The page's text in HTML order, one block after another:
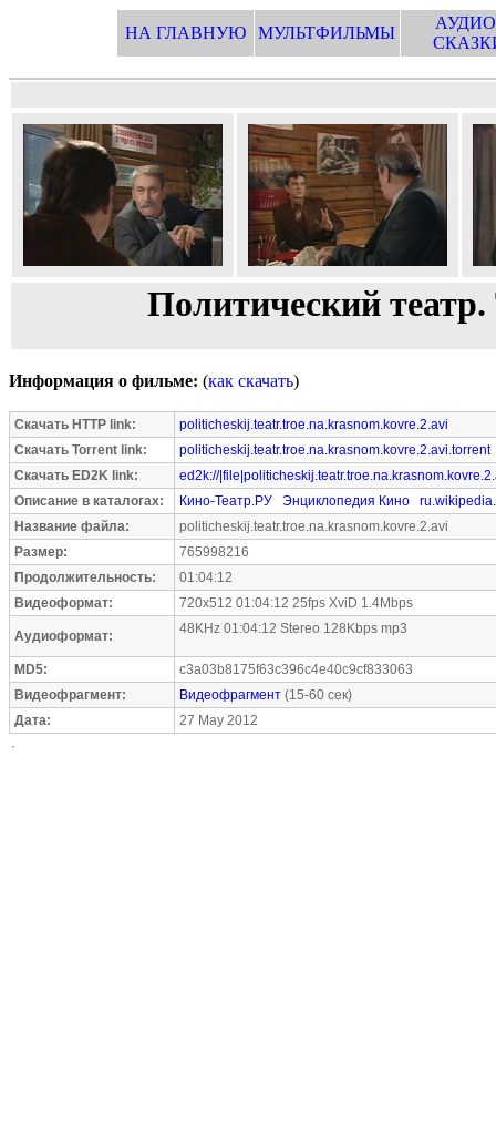
НА ГЛАВНУЮ МУЛЬТФИЛЬМЫ
Политический
Информация о фильме: (как скачать)
Скачать HTTP link:
politicheskij.teatr.troe.na.krasnom.kovre.2.avi
Скачать Torrent link:
politicheskij.teatr.troe.na.krasnom.kovre.2.avi.torrent
Скачать ED2K link:
ed2k://
Описание в каталогах:
Кино-Театр.РУ Энциклопедия Кино
Название файла:
politicheskij.teatr.troe.na.krasnom.kovre.2.avi
Размер:
765998216
Продолжительность:
01:04:12
Видеоформат:
720x512 01:04:12 25fps XviD 1.4Mbps
Аудиоформат: 48KHz 01:04:12 Stereo 128Kbps mp3
MD5:
c3a03b8175f63c396c4e40c9cf833063
Видеофрагмент:
Видеофрагмент (15-60 сек)
Дата:
27 May 2012